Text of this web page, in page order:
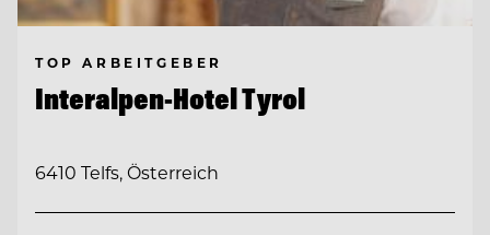
TOP ARBEITGEBER
Interalpen-Hotel Tyrol
6410 Telfs, Österreich